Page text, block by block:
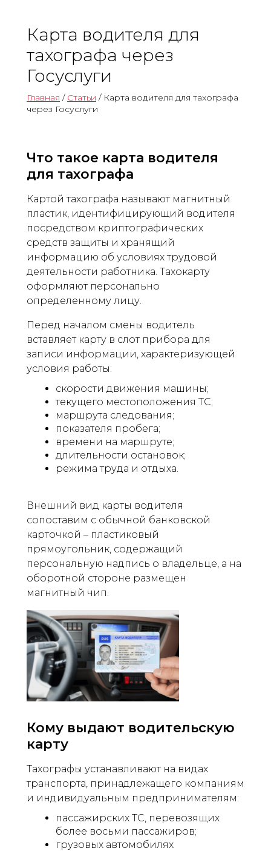
Карта водителя для
тахографа через
Госуслуги
Главная / Статьи / Карта водителя для тахографа
через Госуслуги
Что такое карта водителя
для тахографа
Картой тахографа называют магнитный
пластик, идентифицирующий водителя
посредством криптографических
средств защиты и хранящий
информацию об условиях трудовой
деятельности работника. Тахокарту
оформляют персонально
определенному лицу.
Перед началом смены водитель
вставляет карту в слот прибора для
записи информации, характеризующей
условия работы:
скорости движения машины;
текущего местоположения ТС;
маршрута следования;
показателя пробега;
времени на маршруте;
длительности остановок;
режима труда и отдыха.
Внешний вид карты водителя
сопоставим с обычной банковской
карточкой – пластиковый
прямоугольник, содержащий
персональную надпись о владельце, а на
оборотной стороне размещен
магнитный чип.
Кому выдают водительскую
карту
Тахографы устанавливают на видах
транспорта, принадлежащего компаниям
и индивидуальным предпринимателям:
пассажирских ТС, перевозящих
более восьми пассажиров;
грузовых автомобилях